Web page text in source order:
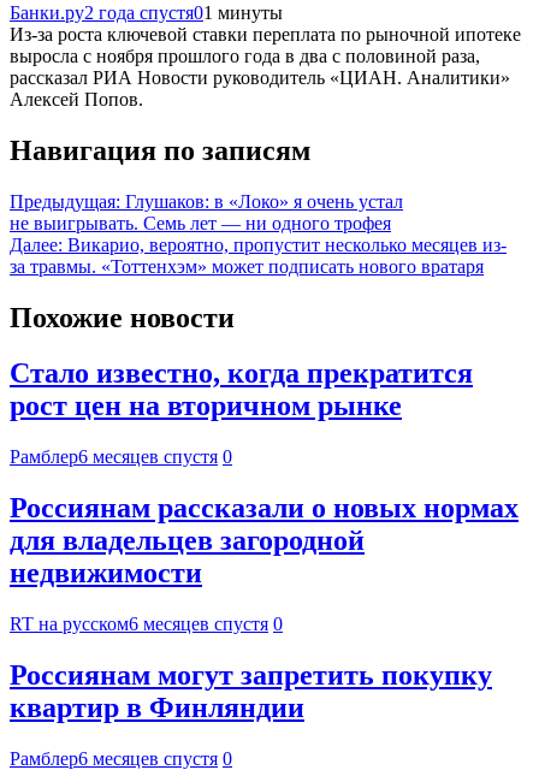
Банки.ру2 года спустя01 минуты
Из-за роста ключевой ставки переплата по рыночной ипотеке
выросла с ноября прошлого года в два с половиной раза,
рассказал РИА Новости руководитель «ЦИАН. Аналитики»
Алексей Попов.
Навигация по записям
Предыдущая: Глушаков: в «Локо» я очень устал
не выигрывать. Семь лет ― ни одного трофея
Далее: Викарио, вероятно, пропустит несколько месяцев из-
за травмы. «Тоттенхэм» может подписать нового вратаря
Похожие новости
Стало известно, когда прекратится
рост цен на вторичном рынке
Рамблер6 месяцев спустя 0
Россиянам рассказали о новых нормах
для владельцев загородной
недвижимости
RT на русском6 месяцев спустя 0
Россиянам могут запретить покупку
квартир в Финляндии
Рамблер6 месяцев спустя 0